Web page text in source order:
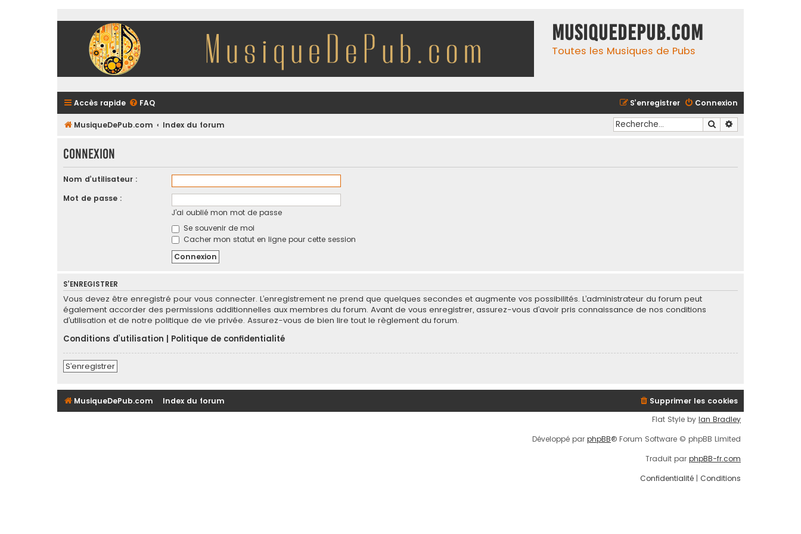
MusiqueDePub.com
Toutes les Musiques de Pubs
Accès rapide FAQ Connexion
S’enregistrer
MusiqueDePub.com Index du forum Rechercher
Connexion
Nom d’utilisateur :
Mot de passe :
J’ai oublié mon mot de passe
Se souvenir de moi
Cacher mon statut en ligne pour cette session
S’ENREGISTRER
Vous devez être enregistré pour vous connecter. L’enregistrement ne prend que quelques secondes et augmente vos possibilités. L’administrateur du forum peut
également accorder des permissions additionnelles aux membres du forum. Avant de vous enregistrer, assurez-vous d’avoir pris connaissance de nos conditions
d’utilisation et de notre politique de vie privée. Assurez-vous de bien lire tout le règlement du forum.
Conditions d’utilisation
Politique de confidentialité
S’enregistrer
MusiqueDePub.com Index du forum
Supprimer les cookies
Flat Style by Ian Bradley
Développé par phpBB® Forum Software © phpBB Limited
Traduit par phpBB-fr.com
Confidentialité | Conditions